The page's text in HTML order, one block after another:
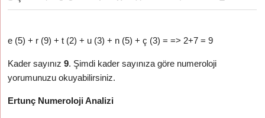
e (5) + r (9) + t (2) + u (3) + n (5) + ç (3) = => 2+7 = 9
Kader sayınız9. Şimdi kader sayınıza göre numeroloji
yorumunuzu okuyabilirsiniz.
Ertunç Numeroloji Analizi